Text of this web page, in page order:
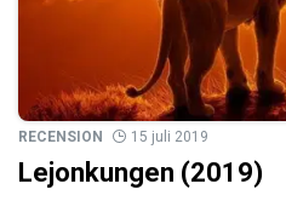
RECENSION 15 juli 2019
Lejonkungen (2019)